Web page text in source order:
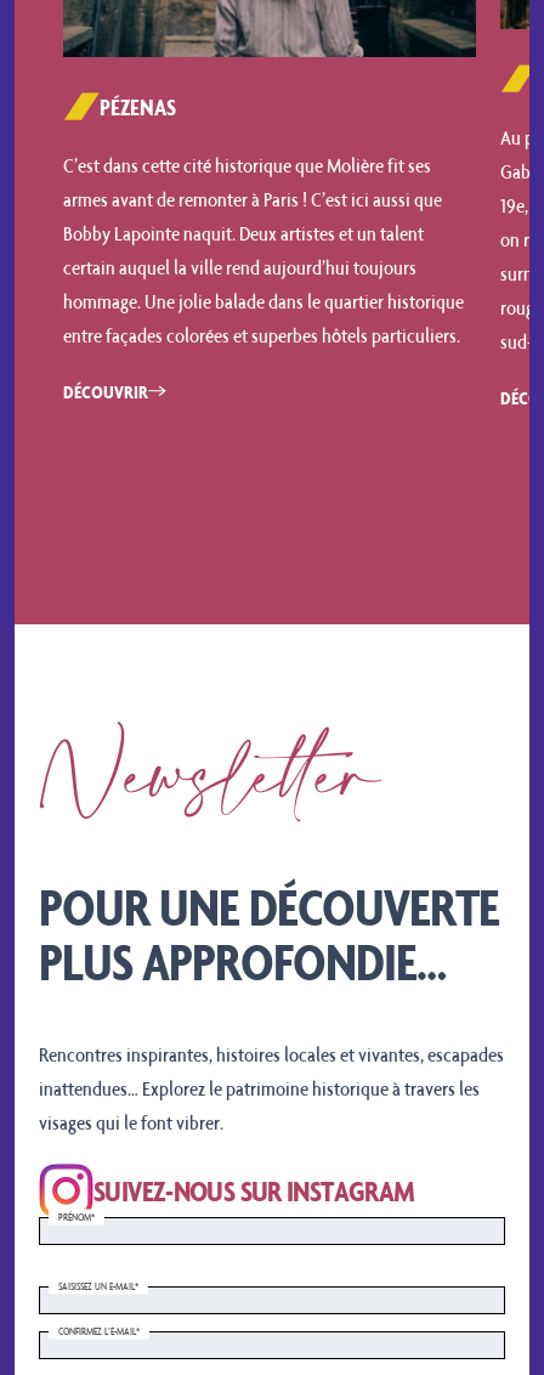
PÉZENAS
C’est dans cette cité historique que Molière fit ses
armes avant de remonter à Paris ! C’est ici aussi que
Bobby Lapointe naquit. Deux artistes et un talent
certain auquel la ville rend aujourd’hui toujours
hommage. Une jolie balade dans le quartier historique
entre façades colorées et superbes hôtels particuliers.
DÉCOUVRIR
Au
19e,
on
sud-
POUR UNE DÉCOUVERTE
PLUS APPROFONDIE…
Rencontres inspirantes, histoires locales et vivantes, escapades
inattendues… Explorez le patrimoine historique à travers les
visages qui le font vibrer.
SUIVEZ-NOUS SUR INSTAGRAM
PRÉNOM(NÉCESSAIRE)
PRÉNOM*
SAISISSEZ
SAISISSEZ UN E-MAIL*
CONFIRMEZ L’E-MAIL*